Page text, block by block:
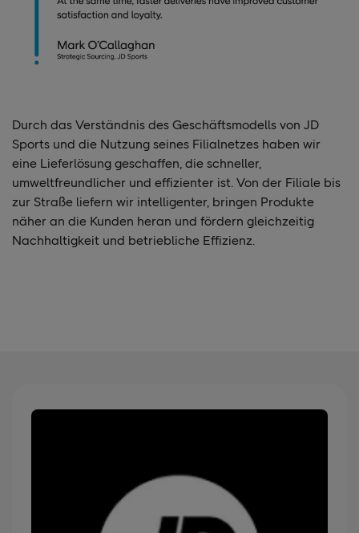
Durch das Verständnis des Geschäftsmodells von JD
Sports und die Nutzung seines Filialnetzes haben wir
eine Lieferlösung geschaffen, die schneller,
umweltfreundlicher und effizienter ist. Von der Filiale bis
zur Straße liefern wir intelligenter, bringen Produkte
näher an die Kunden heran und fördern gleichzeitig
Nachhaltigkeit und betriebliche Effizienz.